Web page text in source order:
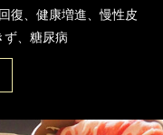
復、健康増進、慢性皮
ず、糖尿病